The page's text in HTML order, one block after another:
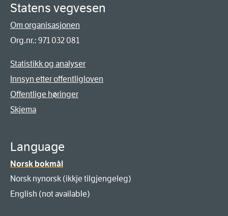
Statens vegvesen
Om organisasjonen
Org.nr.: 971 032 081
Statistikk og analyser
Innsyn etter offentligloven
Offentlige høringer
Skjema
Language
Norsk bokmål
Norsk nynorsk (ikkje tilgjengeleg)
English (not available)